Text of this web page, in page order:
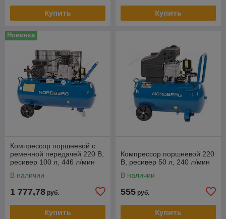
Купить Купить
Новинка
Компрессор поршневой с
ременной передачей 220 В,
ресивер 100 л, 446 л/мин
В наличии
1 777,78 руб.
Купить
Компрессор поршневой 220
В, ресивер 50 л, 240 л/мин
В наличии
555 руб.
Купить